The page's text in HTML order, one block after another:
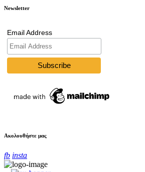
Newsletter
Email Address
Ακολουθήστε μας
fb insta